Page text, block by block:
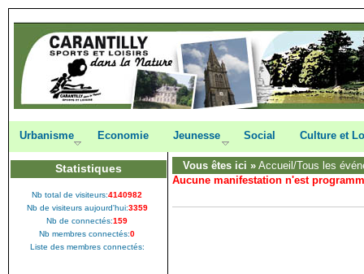
Urbanisme Economie Jeunesse Social Culture et
Statistiques
Nb total de visiteurs:4140982
Nb de visiteurs aujourd'hui:3359
Nb de connectés:159
Nb membres connectés:0
Liste des membres connectés:
Vous êtes ici » Accueil /Tous les
Aucune manifestation n'est